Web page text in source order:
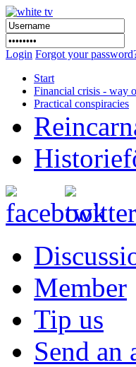
Login Forgot your
Start
Financial crisis - way
Practical conspiracies
Member
Tip us
Send an